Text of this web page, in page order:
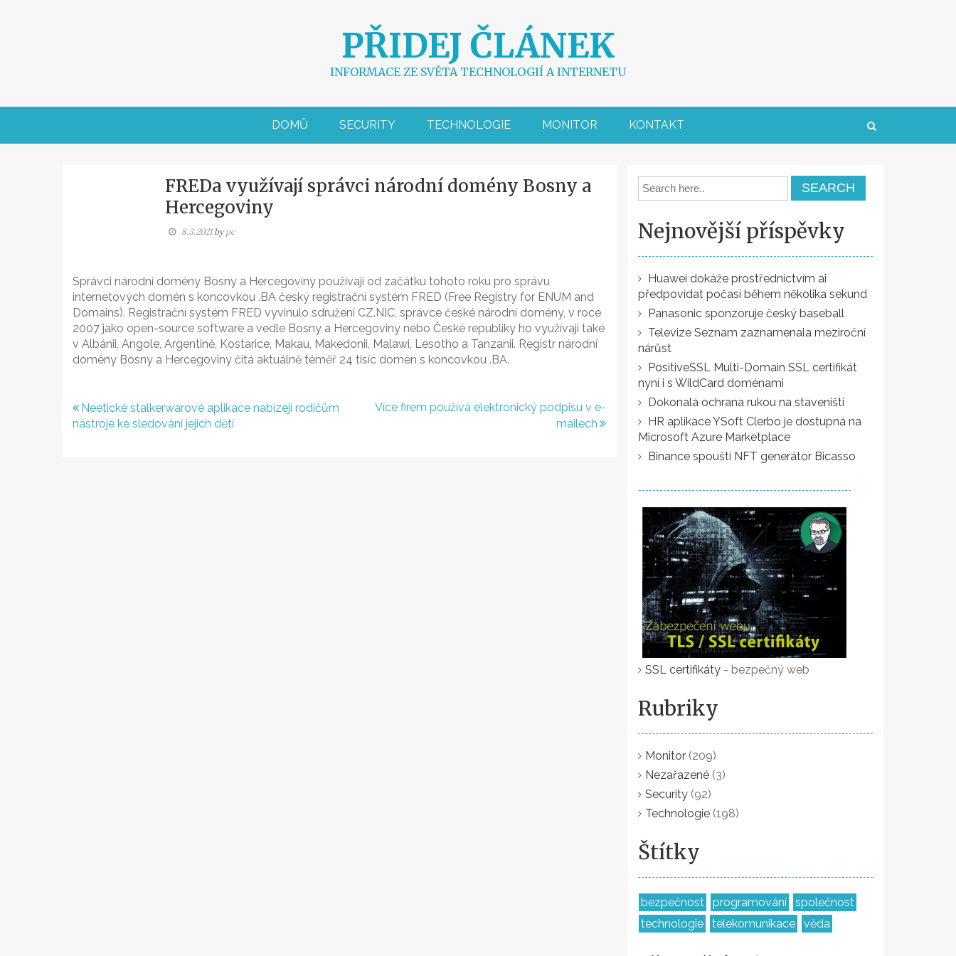
PŘIDEJ ČLÁNEK
INFORMACE ZE SVĚTA TECHNOLOGIÍ A INTERNETU
DOMŮ SECURITY TECHNOLOGIE MONITOR KONTAKT
FREDa využívají správci národní domény Bosny a
Hercegoviny
8.3.2021bypc
Správci národní domény Bosny a Hercegoviny používají od začátku tohoto roku pro správu
internetových domén s koncovkou .BA český registrační systém FRED (Free Registry for ENUM and
Domains). Registrační systém FRED vyvinulo sdružení CZ.NIC, správce české národní domény, v roce
2007 jako open-source software a vedle Bosny a Hercegoviny nebo České republiky ho využívají také
v Albánii, Angole, Argentině, Kostarice, Makau, Makedonii, Malawi, Lesotho a Tanzanii. Registr národní
domény Bosny a Hercegoviny čítá aktuálně téměř 24 tisíc domén s koncovkou .BA.
Navigace
pro
Neetické stalkerwarové aplikace nabízejí rodičům
nástroje ke sledování jejich dětí
Více firem používá elektronický podpisu v e-
mailech
Nejnovější příspěvky
Huawei dokáže prostřednictvím ai
předpovídat počasí během několika sekund
Panasonic sponzoruje český baseball
Televize Seznam zaznamenala meziroční
nárůst
PositiveSSL Multi-Domain SSL certifikát
nyní i s WildCard doménami
Dokonalá ochrana rukou na staveništi
HR aplikace YSoft Clerbo je dostupná na
Microsoft Azure Marketplace
Binance spouští NFT generátor Bicasso
SSL certifikáty - bezpečný web
Rubriky
Monitor (209)
Nezařazené (3)
Security (92)
Technologie (198)
Štítky
bezpečnost programování
společnost
technologie
telekomunikace věda